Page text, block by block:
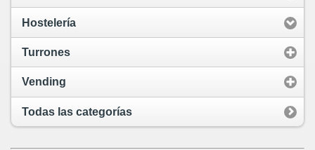
Hostelería
Turrones
Vending
Todas las categorías